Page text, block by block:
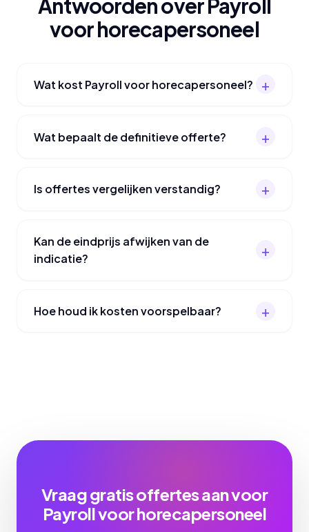
voor horecapersoneel
Wat kost Payroll voor horecapersoneel?
Wat bepaalt de definitieve offerte?
Is offertes vergelijken verstandig?
Kan de eindprijs afwijken van de
indicatie?
Hoe houd ik kosten voorspelbaar?
Vraag gratis offertes aan voor
Payroll voor horecapersoneel